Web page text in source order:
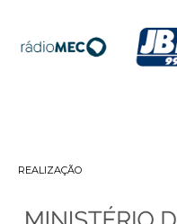
REALIZAÇÃO